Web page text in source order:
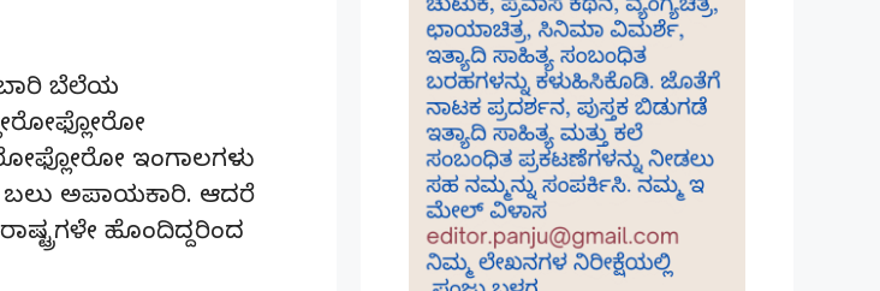
ಬೆಲೆಯ
ಇಂಗಾಲಗಳು
ಬಲು ಅಪಾಯಕಾರಿ. ಆದರೆ
ಹೊಂದಿದ್ದರಿಂದ